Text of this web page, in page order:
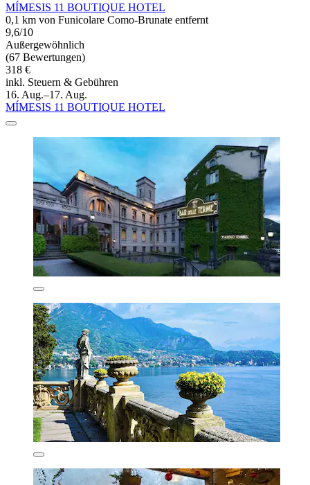
MÍMESIS 11 BOUTIQUE HOTEL
0,1 km von Funicolare Como-Brunate entfernt
9,6/10
Außergewöhnlich
(67 Bewertungen)
318 €
inkl. Steuern & Gebühren
16. Aug.–17. Aug.
MÍMESIS 11 BOUTIQUE HOTEL